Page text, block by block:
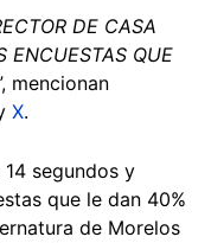
DE CASA
ENCUESTAS QUE
mencionan
X.
segundos y
que le dan 40%
de Morelos